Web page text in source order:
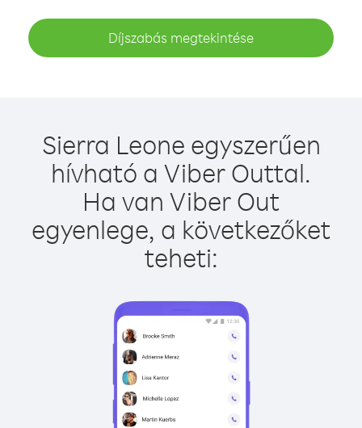
Díjszabás megtekintése
Sierra Leone egyszerűen
hívható a Viber Outtal.
Ha van Viber Out
egyenlege, a következőket
teheti: